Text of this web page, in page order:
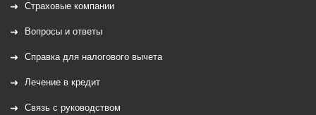
Страховые компании
Вопросы и ответы
Справка для налогового вычета
Лечение в кредит
Связь с руководством